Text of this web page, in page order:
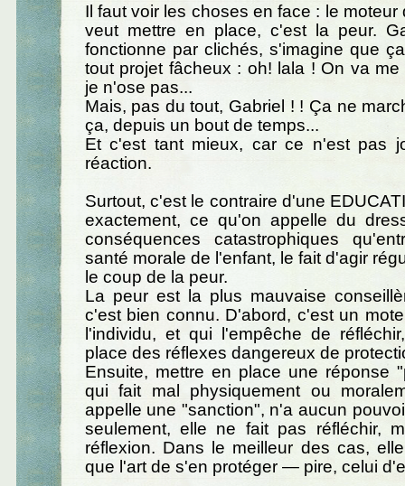
Il faut voir les choses en face : le moteur
veut mettre en place, c'est la peur.
fonctionne par clichés, s'imagine que
tout projet fâcheux : oh! lala ! On va me
je n'ose pas...
Mais, pas du tout, Gabriel ! ! Ça ne
ça, depuis un bout de temps...
Et c'est tant mieux, car ce n'est pas
réaction.
Surtout, c'est le contraire d'une
exactement, ce qu'on appelle du
conséquences catastrophiques
santé morale de l'enfant, le fait d'agir
le coup de la peur.
La peur est la plus mauvaise
c'est bien connu. D'abord, c'est un
l'individu, et qui l'empêche de
place des réflexes dangereux de
Ensuite, mettre en place une réponse
qui fait mal physiquement ou
appelle une "sanction", n'a aucun
seulement, elle ne fait pas réfléchir,
réflexion. Dans le meilleur des cas,
que l'art de s'en protéger — pire, celui